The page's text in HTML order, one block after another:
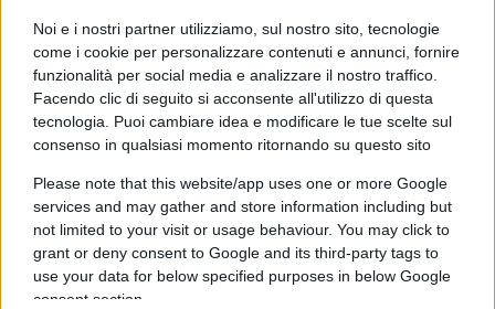
Noi e i nostri partner utilizziamo, sul nostro sito, tecnologie
come i cookie per personalizzare contenuti e annunci, fornire
funzionalità per social media e analizzare il nostro traffico.
Facendo clic di seguito si acconsente all'utilizzo di questa
tecnologia. Puoi cambiare idea e modificare le tue scelte sul
consenso in qualsiasi momento ritornando su questo sito
Please note that this website/app uses one or more Google
services and may gather and store information including but
not limited to your visit or usage behaviour. You may click to
grant or deny consent to Google and its third-party tags to
use your data for below specified purposes in below Google
consent section.
L’ira dell’Ucraina
L’intervista di Jenssen ha ovviamente scatenato il
pandemonio in Ucraina e non solo. “Discorsi
inaccettabili, ha scritto il portavoce del ministero
degli Esteri ucraino, Oleg Nikolenko. “Abbiamo
sempre pensato che l’Alleanza, proprio come
l’Ucraina, non commerci sui suoi territori.
Consapevole o inconsapevole, il coinvolgimento
dei funzionari della Nato nel formare una